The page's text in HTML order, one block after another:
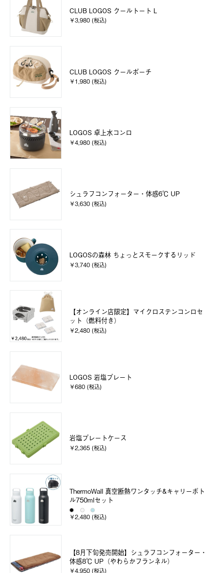
CLUB LOGOS クールトート L
￥3,980 (税込)
CLUB LOGOS クールポーチ
￥1,980 (税込)
LOGOS 卓上水コンロ
￥4,980 (税込)
シュラフコンフォーター・体感6℃ UP
￥3,630 (税込)
LOGOSの森林 ちょっとスモークするリッド
￥3,740 (税込)
【オンライン店限定】マイクロステンコンロセ
ット（燃料付き）
￥2,480 (税込)
LOGOS 岩塩プレート
￥680 (税込)
岩塩プレートケース
￥2,365 (税込)
ThermoWall 真空断熱ワンタッチ&キャリーボト
ル750mlセット
￥2,480 (税込)
【8月下旬発売開始】シュラフコンフォーター・
体感8℃ UP（やわらかフランネル）
￥4,950 (税込)